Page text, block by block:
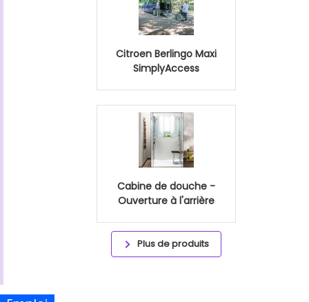
Citroen Berlingo Maxi
SimplyAccess
Cabine de douche -
Ouverture à l'arrière
Plus de produits